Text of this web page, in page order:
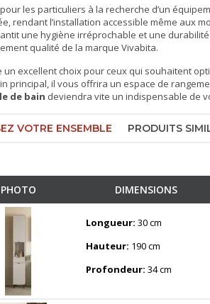
les particuliers à la recherche d’un
rendant l’installation accessible même aux
une hygiène irréprochable et une
qualité de la marque Vivabita.
excellent choix pour ceux qui souhaitent
principal, il vous offrira un espace de
de bain deviendra vite un indispensable de
VOTRE ENSEMBLE PRODUITS
PHOTO DIMENSIONS
Longueur: 30 cm
Hauteur: 190 cm
Profondeur: 34 cm